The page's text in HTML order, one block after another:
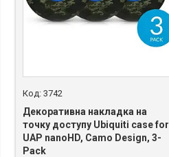
3742
Декоративна накладка на
точку доступу Ubiquiti case for
UAP nanoHD, Camo Design, 3-
Pack